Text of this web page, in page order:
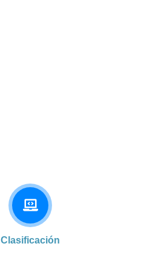
Clasificación